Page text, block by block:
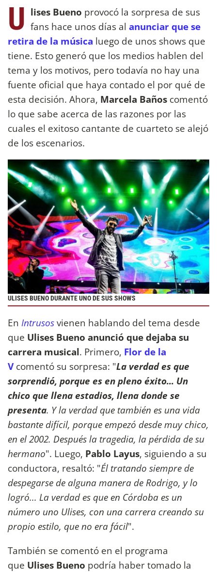
U lises Bueno provocó la sorpresa de sus
fans hace unos días al anunciar que se
retira de la música luego de unos shows que
tiene. Esto generó que los medios hablen del
tema y los motivos, pero todavía no hay una
fuente oficial que haya contado el por qué de
esta decisión. Ahora, Marcela Baños comentó
lo que sabe acerca de las razones por las
cuales el exitoso cantante de cuarteto se alejó
de los escenarios.
ULISES BUENO DURANTE UNO DE SUS SHOWS
En Intrusosvienen hablando del tema desde
que Ulises Bueno anunció que dejaba su
carrera musical. Primero, Flor de la
V comentó su sorpresa: "La verdad es que
sorprendió, porque es en pleno éxito... Un
chico que llena estadios, llena donde se
presenta. Y la verdad que también es una vida
bastante difícil, porque empezó desde muy chico,
en el 2002. Después la tragedia, la pérdida de su
hermano". Luego, Pablo Layus, siguiendo a su
conductora, resaltó: "Él tratando siempre de
despegarse de alguna manera de Rodrigo, y lo
logró... La verdad es que en Córdoba es un
número uno Ulises, con una carrera creando su
propio estilo, que no era fácil".
También se comentó en el programa
que Ulises Bueno podría haber tomado la